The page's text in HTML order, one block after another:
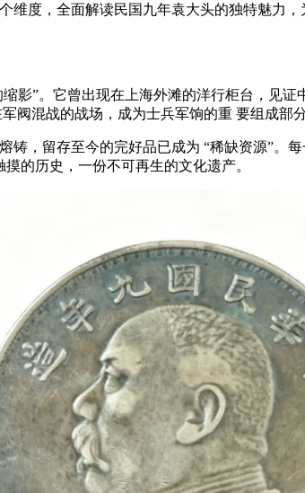
度，全面解读民国九年袁大头的独特魅力
”。它曾出现在上海外滩的洋行柜台，见
阀混战的战场，成为士兵军饷的重 要组成部分
留存至今的完好品已成为 “稀缺资源”。
的历史，一份不可再生的文化遗产。